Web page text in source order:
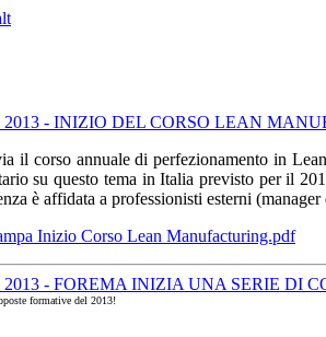
- INIZIO DEL CORSO LEAN
il corso annuale di perfezionamento in
su questo tema in Italia previsto per il
è affidata a professionisti esterni
Inizio Corso Lean Manufacturing.pdf
- FOREMA INIZIA UNA SERIE DI
formative del 2013!